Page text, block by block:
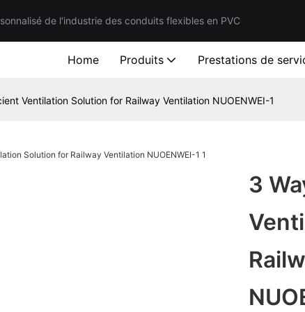
de l'industrie des conduits flexibles en PVC
Home Produits Prestations de
Ventilation Solution for Railway Ventilation NUOENWEI-1
3